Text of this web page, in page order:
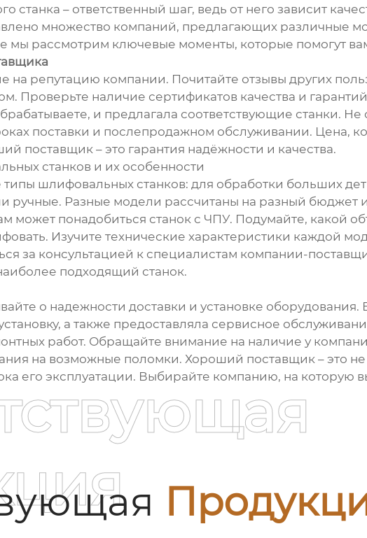
– ответственный шаг, ведь от него зависит
множество компаний, предлагающих различные
мы рассмотрим ключевые моменты, которые помогут
на репутацию компании. Почитайте отзывы других
Проверьте наличие сертификатов качества и
и предлагала соответствующие станки. Не
поставки и послепродажном обслуживании. Цена,
поставщик – это гарантия надёжности и качества.
станков и их особенности
шлифовальных станков: для обработки больших
ручные. Разные модели рассчитаны на разный бюджет
может понадобиться станок с ЧПУ. Подумайте, какой
Изучите технические характеристики каждой
за консультацией к специалистам компании-
подходящий станок.
о надежности доставки и установке
а также предоставляла сервисное
работ. Обращайте внимание на наличие у
на возможные поломки. Хороший поставщик – это
его эксплуатации. Выбирайте компанию, на которую